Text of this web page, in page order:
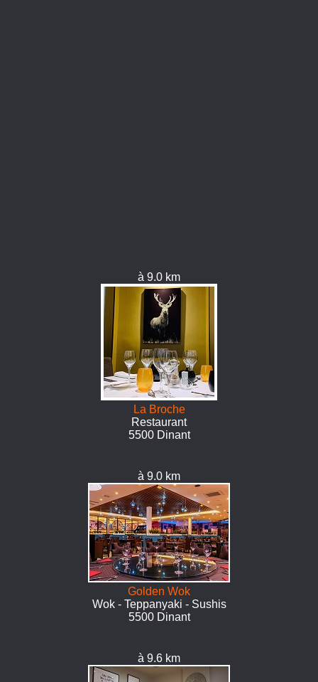
à 9.0 km
La Broche
Restaurant
5500 Dinant
à 9.0 km
Golden Wok
Wok - Teppanyaki - Sushis
5500 Dinant
à 9.6 km